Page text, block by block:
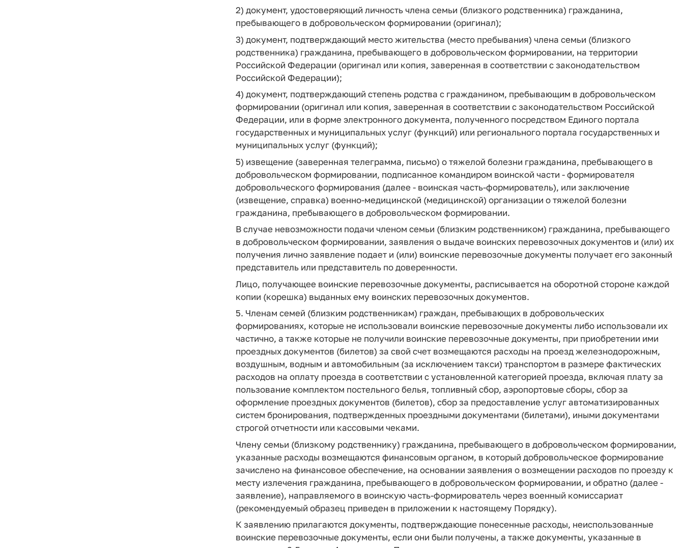
2) документ, удостоверяющий личность члена семьи (близкого родственника) гражданина,
пребывающего в добровольческом формировании (оригинал);
3) документ, подтверждающий место жительства (место пребывания) члена семьи (близкого
родственника) гражданина, пребывающего в добровольческом формировании, на территории
Российской Федерации (оригинал или копия, заверенная в соответствии с законодательством
Российской Федерации);
4) документ, подтверждающий степень родства с гражданином, пребывающим в добровольческом
формировании (оригинал или копия, заверенная в соответствии с законодательством Российской
Федерации, или в форме электронного документа, полученного посредством Единого портала
государственных и муниципальных услуг (функций) или регионального портала государственных и
муниципальных услуг (функций);
5) извещение (заверенная телеграмма, письмо) о тяжелой болезни гражданина, пребывающего в
добровольческом формировании, подписанное командиром воинской части - формирователя
добровольческого формирования (далее - воинская часть-формирователь), или заключение
(извещение, справка) военно-медицинской (медицинской) организации о тяжелой болезни
гражданина, пребывающего в добровольческом формировании.
В случае невозможности подачи членом семьи (близким родственником) гражданина, пребывающего
в добровольческом формировании, заявления о выдаче воинских перевозочных документов и (или) их
получения лично заявление подает и (или) воинские перевозочные документы получает его законный
представитель или представитель по доверенности.
Лицо, получающее воинские перевозочные документы, расписывается на оборотной стороне каждой
копии (корешка) выданных ему воинских перевозочных документов.
5. Членам семей (близким родственникам) граждан, пребывающих в добровольческих
формированиях, которые не использовали воинские перевозочные документы либо использовали их
частично, а также которые не получили воинские перевозочные документы, при приобретении ими
проездных документов (билетов) за свой счет возмещаются расходы на проезд железнодорожным,
воздушным, водным и автомобильным (за исключением такси) транспортом в размере фактических
расходов на оплату проезда в соответствии с установленной категорией проезда, включая плату за
пользование комплектом постельного белья, топливный сбор, аэропортовые сборы, сбор за
оформление проездных документов (билетов), сбор за предоставление услуг автоматизированных
систем бронирования, подтвержденных проездными документами (билетами), иными документами
строгой отчетности или кассовыми чеками.
Члену семьи (близкому родственнику) гражданина, пребывающего в добровольческом формировании,
указанные расходы возмещаются финансовым органом, в который добровольческое формирование
зачислено на финансовое обеспечение, на основании заявления о возмещении расходов по проезду к
месту излечения гражданина, пребывающего в добровольческом формировании, и обратно (далее -
заявление), направляемого в воинскую часть-формирователь через военный комиссариат
(рекомендуемый образец приведен в приложении к настоящему Порядку).
К заявлению прилагаются документы, подтверждающие понесенные расходы, неиспользованные
воинские перевозочные документы, если они были получены, а также документы, указанные в